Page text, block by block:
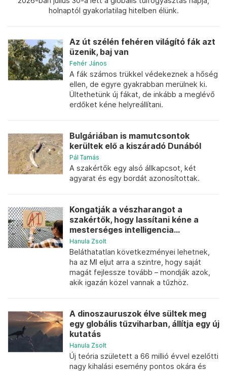
holnaptól gyakorlatilag hitelben élünk.
Az út szélén fehéren világító fák azt
üzenik, baj van
Fehér János
A fák számos trükkel védekeznek a hőség
ellen, de egyre gyakrabban merülnek ki.
Ültethetünk új fákat, de inkább a meglévő
erdőket kéne helyreállítani.
Bulgáriában is mamutcsontok
kerültek elő a kiszáradó Dunából
Pál Tamás
A szakértők egy alsó állkapcsot, két
agyarat és egy bordát azonosítottak.
Kongatják a vészharangot a
szakértők, hogy lassítani kéne a
mesterséges intelligencia...
Hanula Zsolt
Beláthatatlan következményei lehetnek,
ha az MI eljut arra a szintre, hogy saját
magát fejlessze tovább – mondják azok,
akik igazán közel vannak a tűzhöz.
A dinoszauruszok élve sültek meg
egy globális tűzviharban, állítja egy új
kutatás
Hanula Zsolt
Új teória született a 66 millió évvel ezelőtti
nagy kihalási esemény pontos okára és